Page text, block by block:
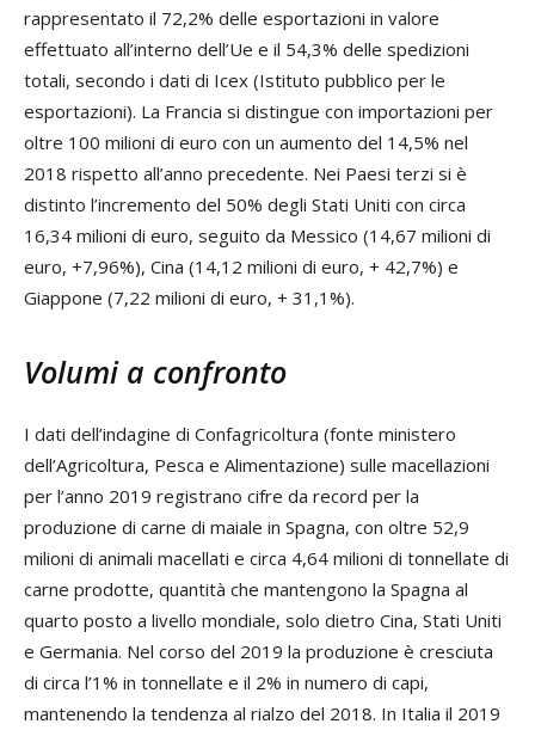
rappresentato il 72,2% delle esportazioni in valore
effettuato all’interno dell’Ue e il 54,3% delle spedizioni
totali, secondo i dati di Icex (Istituto pubblico per le
esportazioni). La Francia si distingue con importazioni per
oltre 100 milioni di euro con un aumento del 14,5% nel
2018 rispetto all’anno precedente. Nei Paesi terzi si è
distinto l’incremento del 50% degli Stati Uniti con circa
16,34 milioni di euro, seguito da Messico (14,67 milioni di
euro, +7,96%), Cina (14,12 milioni di euro, + 42,7%) e
Giappone (7,22 milioni di euro, + 31,1%).
Volumi a confronto
I dati dell’indagine di Confagricoltura (fonte ministero
dell’Agricoltura, Pesca e Alimentazione) sulle macellazioni
per l’anno 2019 registrano cifre da record per la
produzione di carne di maiale in Spagna, con oltre 52,9
milioni di animali macellati e circa 4,64 milioni di tonnellate di
carne prodotte, quantità che mantengono la Spagna al
quarto posto a livello mondiale, solo dietro Cina, Stati Uniti
e Germania. Nel corso del 2019 la produzione è cresciuta
di circa l’1% in tonnellate e il 2% in numero di capi,
mantenendo la tendenza al rialzo del 2018. In Italia il 2019